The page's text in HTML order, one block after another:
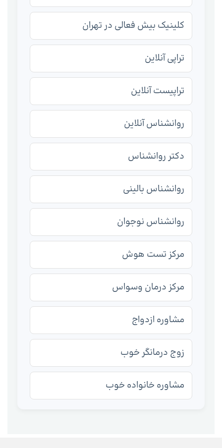
کلینیک بیش فعالی در تهران
تراپی آنلاین
تراپیست آنلاین
روانشناس آنلاین
دکتر روانشناس
روانشناس بالینی
روانشناس نوجوان
مرکز تست هوش
مرکز درمان وسواس
مشاوره ازدواج
زوج درمانگر خوب
مشاوره خانواده خوب